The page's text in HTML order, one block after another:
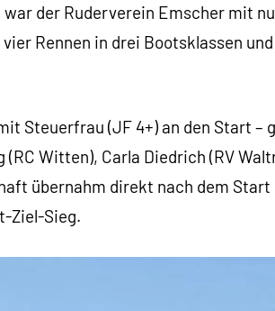
der Ruderverein Emscher mit
Rennen in drei Bootsklassen
Steuerfrau (JF 4+) an den Start –
Witten), Carla Diedrich (RV
übernahm direkt nach dem Start
Ziel-Sieg.